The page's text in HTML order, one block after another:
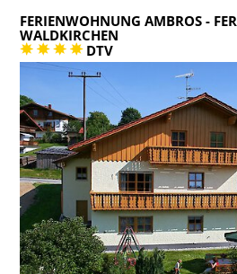
FERIENWOHNUNG AMBROS-
WALDKIRCHEN
DTV